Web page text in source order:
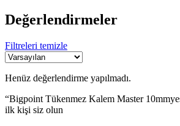
Değerlendirmeler
Filtreleri temizle
Henüz değerlendirme yapılmadı.
“Bigpoint Tükenmez Kalem Master
ilk kişi siz olun